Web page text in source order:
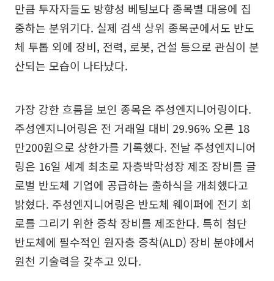
만큼 투자자들도 방향성 베팅보다 종목별 대응에 집
중하는 분위기다. 실제 검색 상위 종목군에서도 반도
체 투톱 외에 장비, 전력, 로봇, 건설 등으로 관심이 분
산되는 모습이 나타났다.
가장 강한 흐름을 보인 종목은 주성엔지니어링이다.
주성엔지니어링은 전 거래일 대비 29.96% 오른 18
만200원으로 상한가를 기록했다. 전날 주성엔지니어
링은 16일 세계 최초로 자층박막성장 제조 장비를 글
로벌 반도체 기업에 공급하는 출하식을 개최했다고
밝혔다. 주성엔지니어링은 반도체 웨이퍼에 전기 회
로를 그리기 위한 증착 장비를 제조한다. 특히 첨단
반도체에 필수적인 원자층 증착(ALD) 장비 분야에서
원천 기술력을 갖추고 있다.